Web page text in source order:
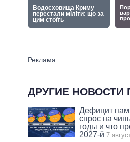
ДРУГИЕ НОВОСТИ
Дефицит
спрос на
годы и что
2027-й 7